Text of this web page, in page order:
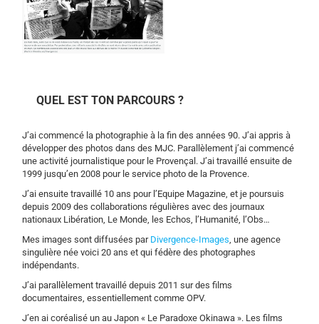
QUEL EST TON PARCOURS ?
J’ai commencé la photographie à la fin des années 90. J’ai appris à
développer des photos dans des MJC. Parallèlement j’ai commencé
une activité journalistique pour le Provençal. J’ai travaillé ensuite de
1999 jusqu’en 2008 pour le service photo de la Provence.
J’ai ensuite travaillé 10 ans pour l’Equipe Magazine, et je poursuis
depuis 2009 des collaborations régulières avec des journaux
nationaux Libération, Le Monde, les Echos, l’Humanité, l’Obs…
Mes images sont diffusées par Divergence-Images , une agence
singulière née voici 20 ans et qui fédère des photographes
indépendants.
J’ai parallèlement travaillé depuis 2011 sur des films
documentaires, essentiellement comme OPV.
J’en ai coréalisé un au Japon « Le Paradoxe Okinawa ». Les films